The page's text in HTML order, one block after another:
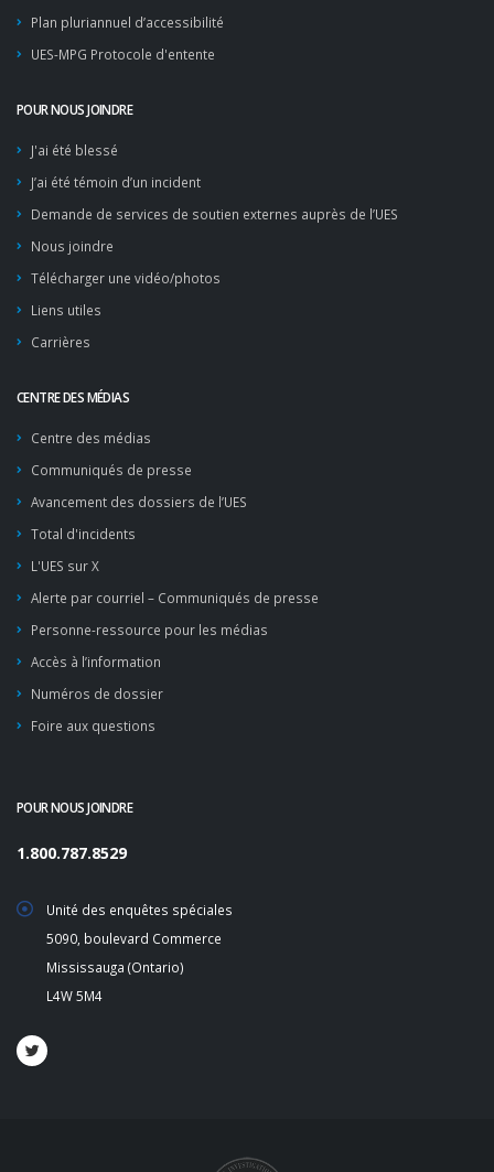
Plan pluriannuel d’accessibilité
UES-MPG Protocole d'entente
POUR NOUS JOINDRE
J'ai été blessé
J’ai été témoin d’un incident
Demande de services de soutien externes auprès de l’UES
Nous joindre
Télécharger une vidéo/photos
Liens utiles
Carrières
CENTRE DES MÉDIAS
Centre des médias
Communiqués de presse
Avancement des dossiers de l’UES
Total d'incidents
L'UES sur X
Alerte par courriel – Communiqués de presse
Personne-ressource pour les médias
Accès à l’information
Numéros de dossier
Foire aux questions
POUR NOUS JOINDRE
1.800.787.8529
Unité des enquêtes spéciales
5090, boulevard Commerce
Mississauga (Ontario)
L4W 5M4